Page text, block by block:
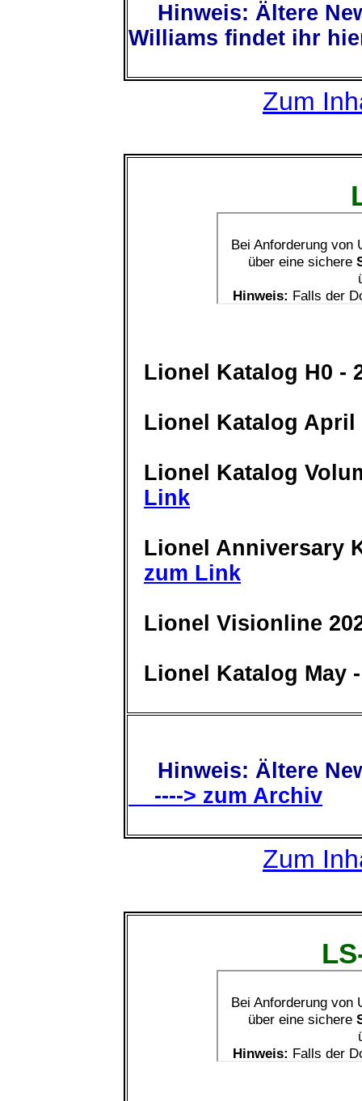
Hinweis: Ältere
Williams findet ihr
Zum
Lionel Katalog H0
Lionel Katalog
Lionel Katalog
Link
Lionel Anniversary
zum Link
Lionel Visionline
Lionel Katalog
Hinweis: Ältere
----> zum Archiv
Zum